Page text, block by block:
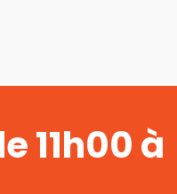
11h00 à